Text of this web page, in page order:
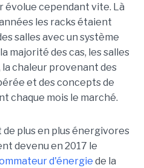
évolue cependant vite. Là
les racks étaient
salles avec un système
majorité des cas, les salles
chaleur provenant des
et des concepts de
chaque mois le marché.
plus en plus énergivores
devenu en 2017 le
d'énergie de la